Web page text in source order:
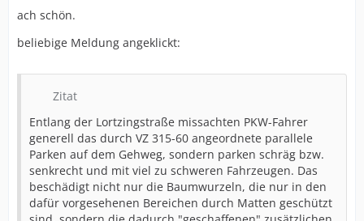
ach schön.
beliebige Meldung angeklickt:
Zitat
Entlang der Lortzingstraße missachten PKW-Fahrer
generell das durch VZ 315-60 angeordnete parallele
Parken auf dem Gehweg, sondern parken schräg bzw.
senkrecht und mit viel zu schweren Fahrzeugen. Das
beschädigt nicht nur die Baumwurzeln, die nur in den
dafür vorgesehenen Bereichen durch Matten geschützt